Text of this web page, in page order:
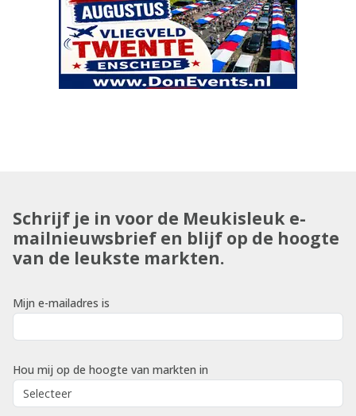
Schrijf je in voor de Meukisleuk e-
mailnieuwsbrief en blijf op de hoogte
van de leukste markten.
Mijn e-mailadres is
Hou mij op de hoogte van markten in